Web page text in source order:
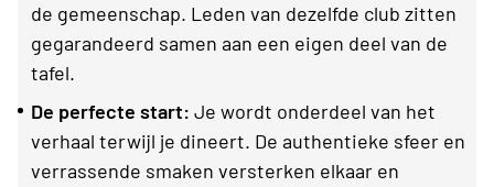
de gemeenschap. Leden van dezelfde club zitten
gegarandeerd samen aan een eigen deel van de
tafel.
De perfecte start: Je wordt onderdeel van het
verhaal terwijl je dineert. De authentieke sfeer en
verrassende smaken versterken elkaar en